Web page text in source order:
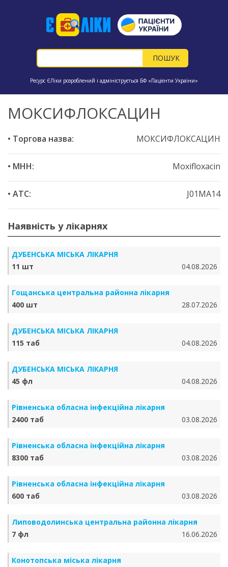
Ресурс ЄЛіки розроблений і адмініструється БФ «Пацієнти України»
МОКСИФЛОКСАЦИН
• Торгова назва: МОКСИФЛОКСАЦИН
• МНН: Moxifloxacin
• ATC: J01MA14
Наявність у лікарнях
ДУБЕНСЬКА МІСЬКА ЛІКАРНЯ
11 шт
04.08.2026
Гощанська центральна районна лікарня
400 шт
28.07.2026
ДУБЕНСЬКА МІСЬКА ЛІКАРНЯ
115 таб
04.08.2026
ДУБЕНСЬКА МІСЬКА ЛІКАРНЯ
45 фл
04.08.2026
Рівненська обласна інфекційна лікарня
2400 таб
03.08.2026
Рівненська обласна інфекційна лікарня
8300 таб
03.08.2026
Рівненська обласна інфекційна лікарня
600 таб
03.08.2026
Липоводолинська центральна районна лікарня
7 фл
16.06.2026
Конотопська міська лікарня